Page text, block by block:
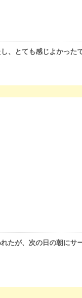
、とても感じよかった
たが、次の日の朝にサ